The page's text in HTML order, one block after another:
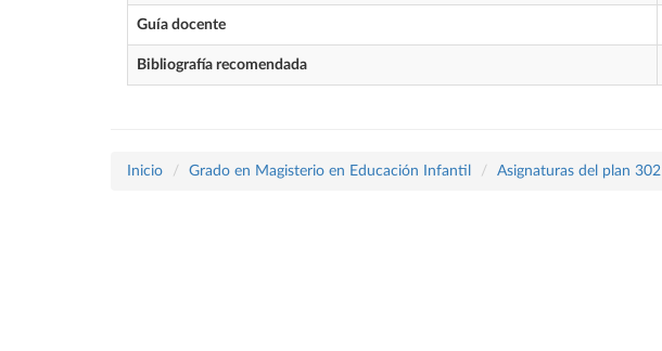
Guía docente
Bibliografía recomendada
Inicio Grado en Magisterio en Educación Infantil Asignaturas del plan 302